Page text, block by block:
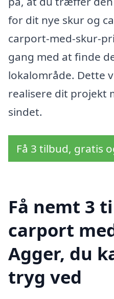
for dit nye skur og
carport-med-skur-
gang med at finde
lokalområde. Dette
realisere dit projekt
sindet.
Få 3 tilbud, gratis
Få nemt 3
carport
Agger, du
tryg ved